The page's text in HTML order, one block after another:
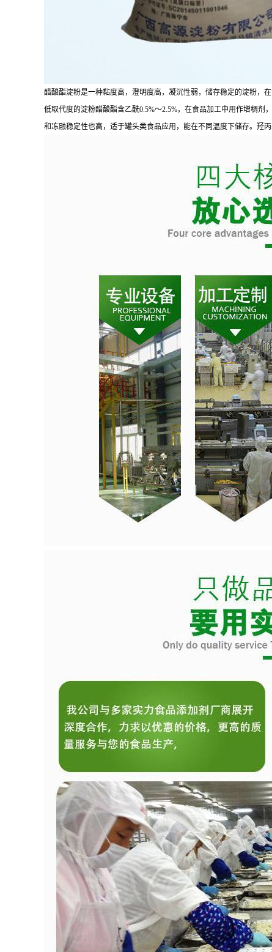
醋酸酯淀粉是一种黏度高，澄明度高，凝沉性弱，储存稳定的淀粉，
低取代度的淀粉醋酸酯含乙酰0.5%～2.5%，在食品加工中用作增稠
和冻融稳定性也高，适于罐头类食品应用，能在不同温度下储存。羟